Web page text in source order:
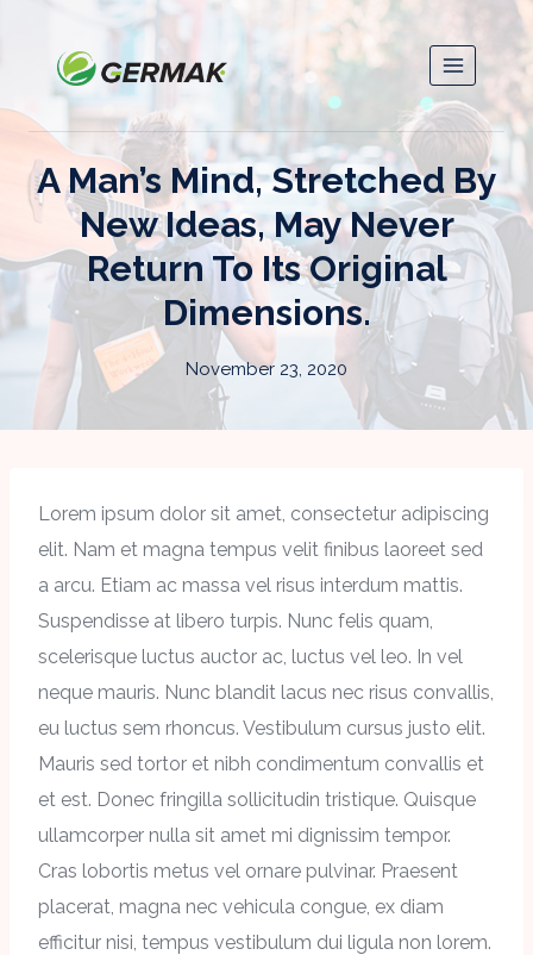
A Man’s Mind, Stretched By
New Ideas, May Never
Return To Its Original
Dimensions.
November 23, 2020
Lorem ipsum dolor sit amet, consectetur adipiscing
elit. Nam et magna tempus velit finibus laoreet sed
a arcu. Etiam ac massa vel risus interdum mattis.
Suspendisse at libero turpis. Nunc felis quam,
scelerisque luctus auctor ac, luctus vel leo. In vel
neque mauris. Nunc blandit lacus nec risus convallis,
eu luctus sem rhoncus. Vestibulum cursus justo elit.
Mauris sed tortor et nibh condimentum convallis et
et est. Donec fringilla sollicitudin tristique. Quisque
ullamcorper nulla sit amet mi dignissim tempor.
Cras lobortis metus vel ornare pulvinar. Praesent
placerat, magna nec vehicula congue, ex diam
efficitur nisi, tempus vestibulum dui ligula non lorem.